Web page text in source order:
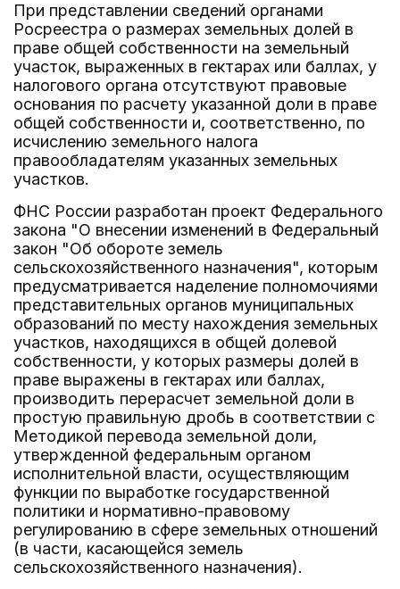
При представлении сведений органами
Росреестра о размерах земельных долей в
праве общей собственности на земельный
участок, выраженных в гектарах или баллах, у
налогового органа отсутствуют правовые
основания по расчету указанной доли в праве
общей собственности и, соответственно, по
исчислению земельного налога
правообладателям указанных земельных
участков.
ФНС России разработан проект Федерального
закона "О внесении изменений в Федеральный
закон "Об обороте земель
сельскохозяйственного назначения", которым
предусматривается наделение полномочиями
представительных органов муниципальных
образований по месту нахождения земельных
участков, находящихся в общей долевой
собственности, у которых размеры долей в
праве выражены в гектарах или баллах,
производить перерасчет земельной доли в
простую правильную дробь в соответствии с
Методикой перевода земельной доли,
утвержденной федеральным органом
исполнительной власти, осуществляющим
функции по выработке государственной
политики и нормативно-правовому
регулированию в сфере земельных отношений
(в части, касающейся земель
сельскохозяйственного назначения).